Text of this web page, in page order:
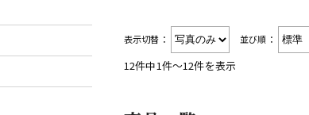
表示切替： 並び順：
12件中1件〜12件を表示